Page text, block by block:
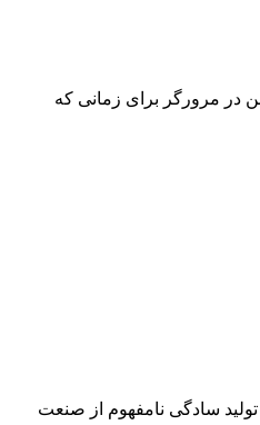
در مرورگر برای زمانی که
سادگی نامفهوم از صنعت